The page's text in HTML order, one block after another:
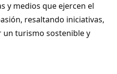
y medios que ejercen el
resaltando iniciativas,
turismo sostenible y